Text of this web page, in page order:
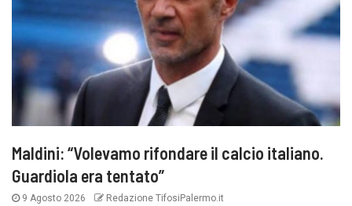
Maldini: “Volevamo rifondare il calcio italiano.
Guardiola era tentato”
9 Agosto 2026 Redazione TifosiPalermo.it